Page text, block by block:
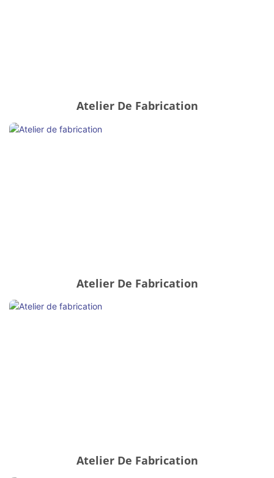
Atelier De Fabrication
Atelier De Fabrication
Atelier De Fabrication